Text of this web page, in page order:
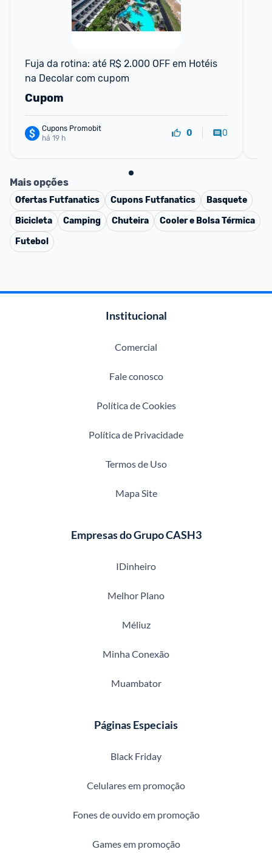
Fuja da rotina: até R$ 2.000 OFF em Hotéis
na Decolar com cupom
Cupom
Cupons Promobit
há 19 h
0 0
Mais opções
Ofertas Futfanatics Cupons Futfanatics
Basquete
Bicicleta
Camping Chuteira
Cooler e Bolsa Térmica
Futebol
Institucional
Comercial
Fale conosco
Política de Cookies
Política de Privacidade
Termos de Uso
Mapa Site
Empresas do Grupo CASH3
IDinheiro
Melhor Plano
Méliuz
Minha Conexão
Muambator
Páginas Especiais
Black Friday
Celulares em promoção
Fones de ouvido em promoção
Games em promoção